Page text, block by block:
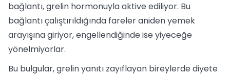
bağlantı, grelin hormonuyla aktive ediliyor. Bu
bağlantı çalıştırıldığında fareler aniden yemek
arayışına giriyor, engellendiğinde ise yiyeceğe
yönelmiyorlar.
Bu bulgular, grelin yanıtı zayıflayan bireylerde diyete